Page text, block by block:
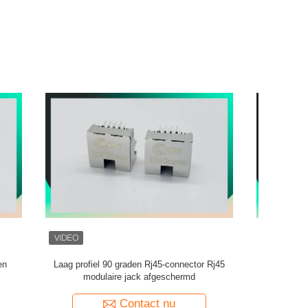
Rj45
125vac SGS UL RJ45 Modulaire Jack 8 het
Bronsmateriaal van de Speldfosfoor
Contact nu